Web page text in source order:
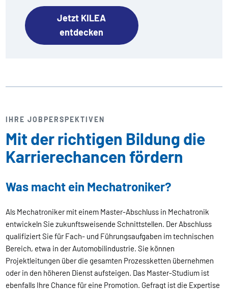
Jetzt KILEA
entdecken
IHRE JOBPERSPEKTIVEN
Mit der richtigen Bildung die
Karrierechancen fördern
Was macht ein Mechatroniker?
Als Mechatroniker mit einem Master-Abschluss in Mechatronik
entwickeln Sie zukunftsweisende Schnittstellen. Der Abschluss
qualifiziert Sie für Fach- und Führungsaufgaben im technischen
Bereich, etwa in der Automobilindustrie. Sie können
Projektleitungen über die gesamten Prozessketten übernehmen
oder in den höheren Dienst aufsteigen. Das Master-Studium ist
ebenfalls Ihre Chance für eine Promotion. Gefragt ist die Expertise